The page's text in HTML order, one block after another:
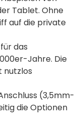
Tablet. Ohne
auf die private
das
Jahre. Die
nutzlos
(3,5mm-
die Optionen